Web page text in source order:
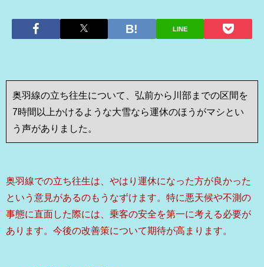
LINE
奥羽線の立ち往生について、弘前から川部までの区間を
7時間以上かけるような大雪なら運休のほうがマシとい
う声がありました。
奥羽線での立ち往生は、やはり運休になった方が良かった
という意見があるのもうなずけます。特に悪天候や不測の
事態に直面した際には、乗客の安全を第一に考える必要が
あります。今後の改善策について期待が高まります。